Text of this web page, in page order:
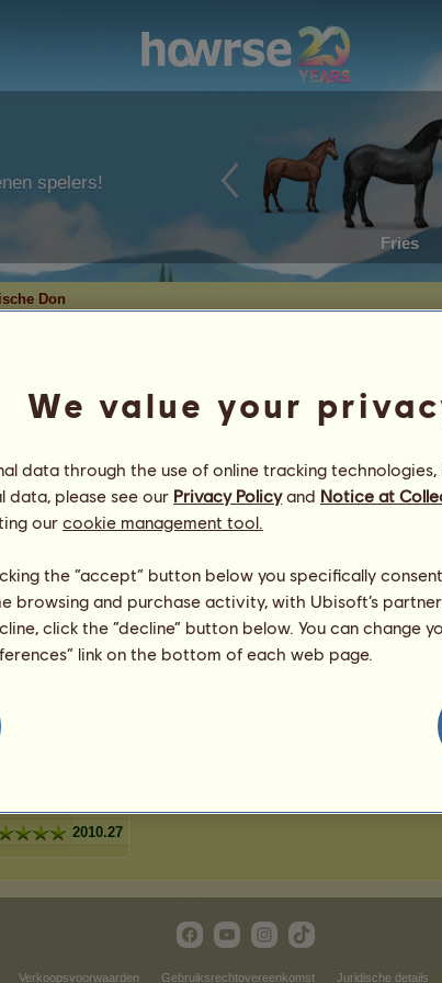
spelers!
Fries
Don
3%
3 %
2%
1%
2010.27
Verkoopsvoorwaarden Gebruiksrechtovereenkomst Juridische details
We value your
data through the use of online tracking
data, please see our Privacy Policyand Notice at
our cookie management tool.
the “accept” button below you specifically
browsing and purchase activity, with Ubisoft’s
click the “decline” button below. You can change
link on the bottom of each web page.